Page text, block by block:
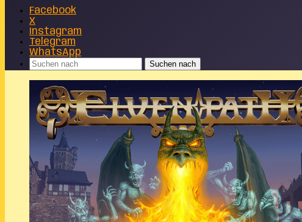
Facebook
X
Instagram
Telegram
WhatsApp
Suchen nach